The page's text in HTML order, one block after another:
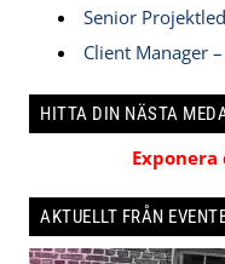
Senior
Client Manager
HITTA DIN NÄSTA
AKTUELLT FRÅN